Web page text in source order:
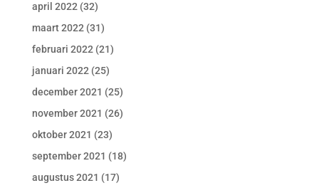
april 2022 (32)
maart 2022 (31)
februari 2022 (21)
januari 2022 (25)
december 2021 (25)
november 2021 (26)
oktober 2021 (23)
september 2021 (18)
augustus 2021 (17)